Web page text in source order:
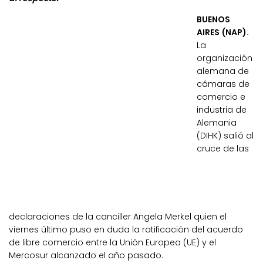
BUENOS
AIRES (NAP).
La
organización
alemana de
cámaras de
comercio e
industria de
Alemania
(DIHK) salió al
cruce de las
declaraciones de la canciller Angela Merkel quien el
viernes último puso en duda la ratificación del acuerdo
de libre comercio entre la Unión Europea (UE) y el
Mercosur alcanzado el año pasado.